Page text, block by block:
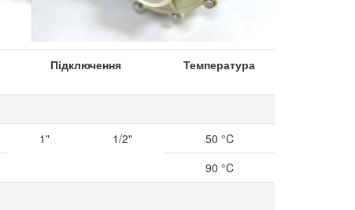
sugsida
trycksida
Підключення Температура
1" 1/2"
50 °C
90 °C